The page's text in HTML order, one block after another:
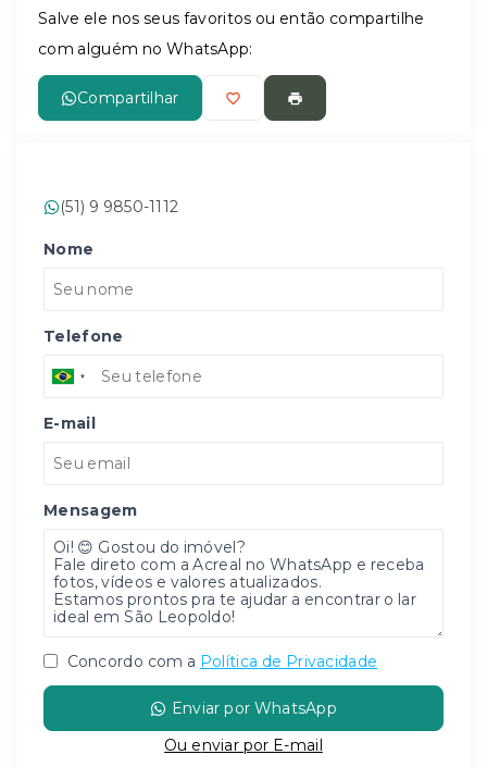
Salve ele nos seus favoritos ou então compartilhe
com alguém no WhatsApp:
Compartilhar
(51) 9 9850-1112
Nome
Telefone
E-mail
Mensagem
Concordo com a Política de Privacidade
Enviar por WhatsApp
Ou enviar por E-mail